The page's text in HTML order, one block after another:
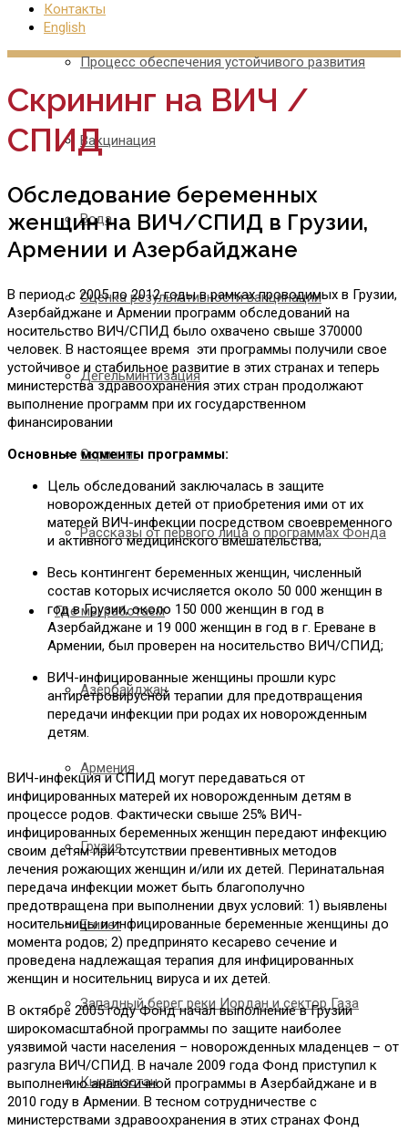
Процесс обеспечения устойчивого развития
Вакцинация
Вода
Оценка результативности вакцинации
Дегельминтизация
Скрининг
Рассказы от первого лица о программах Фонда
Где мы работаем
Азербайджан
Армения
Грузия
Египет
Западный берег реки Иордан и сектор Газа
Кыргызстан
Контакты
English
Скрининг на ВИЧ /
СПИД
Обследование беременных
женщин на ВИЧ/СПИД в Грузии,
Армении и Азербайджане
В период с 2005 по 2012 годы в рамках проводимых в Грузии,
Азербайджане и Армении программ обследований на
носительство ВИЧ/СПИД было охвачено свыше 370000
человек. В настоящее время эти программы получили свое
устойчивое и стабильное развитие в этих странах и теперь
министерства здравоохранения этих стран продолжают
выполнение программ при их государственном
финансировании
Основные моменты программы:
Цель обследований заключалась в защите
новорожденных детей от приобретения ими от их
матерей ВИЧ-инфекции посредством своевременного
и активного медицинского вмешательства;
Весь контингент беременных женщин, численный
состав которых исчисляется около 50 000 женщин в
год в Грузии, около 150 000 женщин в год в
Азербайджане и 19 000 женщин в год в г. Ереване в
Армении, был проверен на носительство ВИЧ/СПИД;
ВИЧ-инфицированные женщины прошли курс
антиретровирусной терапии для предотвращения
передачи инфекции при родах их новорожденным
детям.
ВИЧ-инфекция и СПИД могут передаваться от
инфицированных матерей их новорожденным детям в
процессе родов. Фактически свыше 25% ВИЧ-
инфицированных беременных женщин передают инфекцию
своим детям при отсутствии превентивных методов
лечения рожающих женщин и/или их детей. Перинатальная
передача инфекции может быть благополучно
предотвращена при выполнении двух условий: 1) выявлены
носительницы и инфицированные беременные женщины до
момента родов; 2) предпринято кесарево сечение и
проведена надлежащая терапия для инфицированных
женщин и носительниц вируса и их детей.
В октябре 2005 году Фонд начал выполнение в Грузии
широкомасштабной программы по защите наиболее
уязвимой части населения – новорожденных младенцев – от
разгула ВИЧ/СПИД. В начале 2009 года Фонд приступил к
выполнению аналогичной программы в Азербайджане и в
2010 году в Армении. В тесном сотрудничестве с
министерствами здравоохранения в этих странах Фонд